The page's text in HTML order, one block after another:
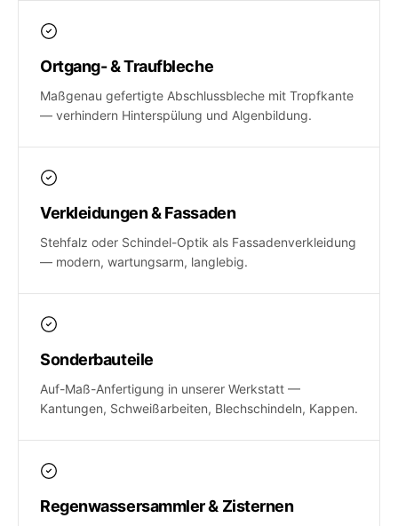
Ortgang- & Traufbleche
Maßgenau gefertigte Abschlussbleche mit Tropfkante
— verhindern Hinterspülung und Algenbildung.
Verkleidungen & Fassaden
Stehfalz oder Schindel-Optik als Fassadenverkleidung
— modern, wartungsarm, langlebig.
Sonderbauteile
Auf-Maß-Anfertigung in unserer Werkstatt —
Kantungen, Schweißarbeiten, Blechschindeln, Kappen.
Regenwassersammler & Zisternen